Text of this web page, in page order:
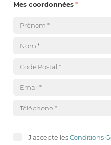
Mes coordonnées
J'accepte lesConditions